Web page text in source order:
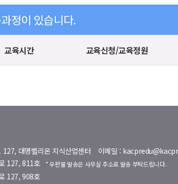
정이 있습니다.
교육시간 교육신청/교육정원
127, 대명벨리온 지식산업센터 이메일 :
127, 811호
* 우편물 발송은 사무실 주소로 발송 부탁드립니다.
127, 908호